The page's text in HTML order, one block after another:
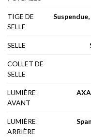
TIGE DE
SELLE
SELLE
COLLET DE
SELLE
LUMIÈRE
AVANT
LUMIÈRE
ARRIÈRE